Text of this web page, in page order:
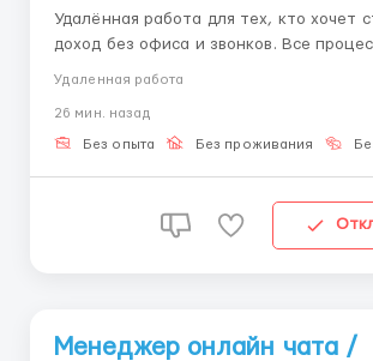
Удалённая работа для тех, кто хочет
доход без офиса и звонков. Все
текстовом формате • Работа с платформой по
готовым сценариям • Поддержание...
Удаленная работа
26 мин. назад
Без опыта Без проживания
Менеджер онлайн чата /